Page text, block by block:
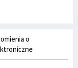
o